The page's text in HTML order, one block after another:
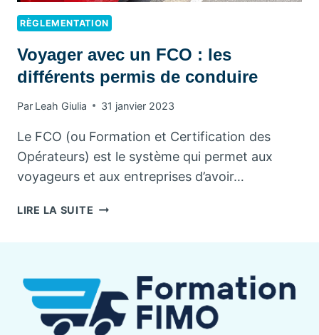
RÈGLEMENTATION
Voyager avec un FCO : les
différents permis de conduire
Par Leah Giulia 31 janvier 2023
Le FCO (ou Formation et Certification des
Opérateurs) est le système qui permet aux
voyageurs et aux entreprises d’avoir…
LIRE LA SUITE VOYAGER
LES
DIFFÉRENTS
PERMIS